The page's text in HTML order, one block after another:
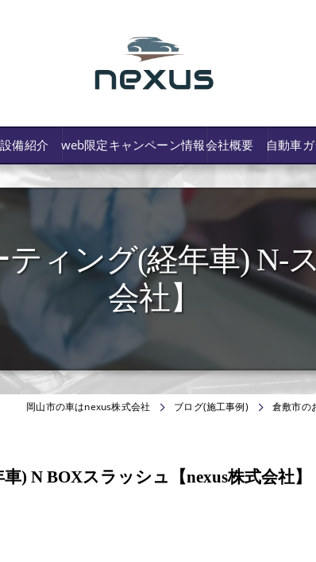
保険修理の可否など解説
備紹介 web限定キャンペーン情報会社概要 自動車
ィング(経年車) N-
会社】
岡山市の車はnexus株式会社 ブログ(施工事例) 倉敷市の
) N BOXスラッシュ【nexus株式会社】